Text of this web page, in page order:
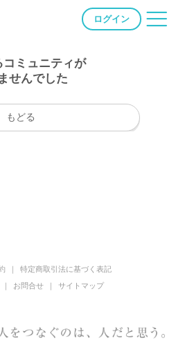
ログイン
コミュニティが
せんでした
もどる
特定商取引法に基づく表記
お問合せ サイトマップ